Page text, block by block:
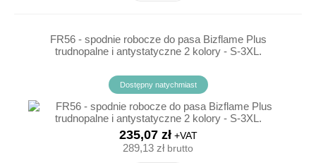
FR56 - spodnie robocze do pasa Bizflame Plus
trudnopalne i antystatyczne 2 kolory - S-3XL.
Dostępny natychmiast
235,07 zł+VAT
289,13 złbrutto